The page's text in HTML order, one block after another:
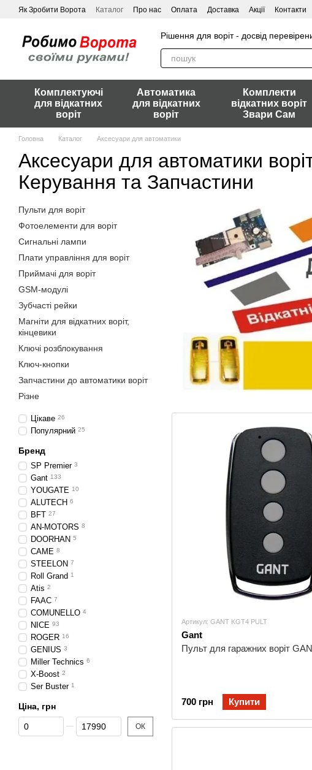
Перейти до основного контенту
Як Зробити Ворота Каталог Про нас Оплата Доставка Акції Контакти
Рішення для воріт - досвід
Комплектуючі
для відкатних
воріт
Автоматика
для відкатних
воріт
Комплекти
відкатних воріт
Звари Сам
Головна Каталог Аксесуари для автоматики
Аксесуари для автоматики
Керування та Запчастини
Артикул: GANT KGT4 PULT
Gant
Пульт для гаражних воріт
700 грн Купити
Пульти для воріт
Фотоелементи для воріт
Сигнальні лампи
Плати управління для воріт
Приймачі для воріт
GSM-модулі
Зубчасті рейки
Магніти для відкатних воріт,
кінцевики
Ключі розблокування
Ключ-кнопки
Запчастини до автоматики воріт
Різне
Цікаве 26
Популярний 25
Бренд
SP Premier 3
Gant 133
YOUGATE 10
ALUTECH 6
BFT 27
AN-MOTORS 8
DOORHAN 5
CAME 8
STEELON 7
Roll Grand 1
Atis 2
FAAC 7
COMUNELLO 4
NICE 93
ROGER 16
GENIUS 3
Miller Technics 6
X-Boost 2
Ser Buster 1
Ціна, грн
Від Ціна, грн
До Ціна, грн ОК